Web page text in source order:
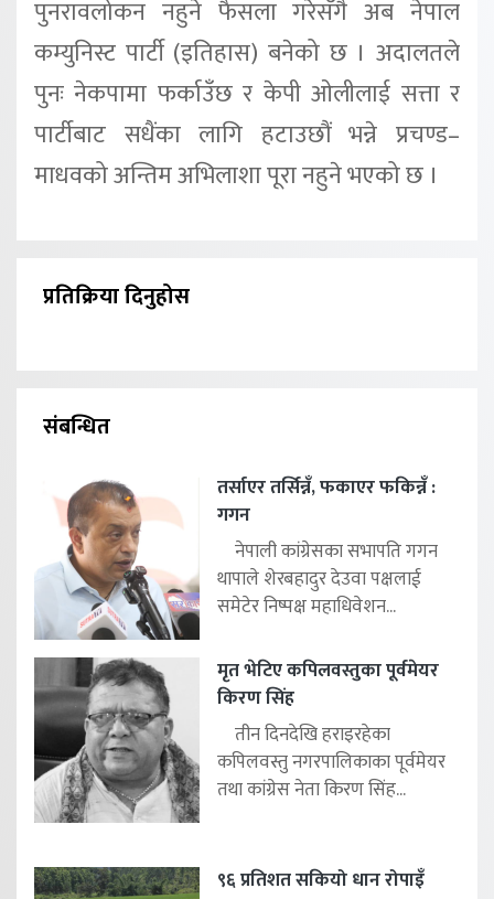
पुनरावलोकन नहुने फैसला गरेसँगै अब नेपाल
कम्युनिस्ट पार्टी (इतिहास) बनेको छ । अदालतले
पुनः नेकपामा फर्काउँछ र केपी ओलीलाई सत्ता र
पार्टीबाट सधैंका लागि हटाउछौं भन्ने प्रचण्ड–
माधवको अन्तिम अभिलाशा पूरा नहुने भएको छ ।
प्रतिक्रिया दिनुहोस
संबन्धित
तर्साएर तर्सिन्नँ, फकाएर फकिन्नँ :
गगन
नेपाली कांग्रेसका सभापति गगन
थापाले शेरबहादुर देउवा पक्षलाई
समेटेर निष्पक्ष महाधिवेशन...
मृत भेटिए कपिलवस्तुका पूर्वमेयर
किरण सिंह
तीन दिनदेखि हराइरहेका
कपिलवस्तु नगरपालिकाका पूर्वमेयर
तथा कांग्रेस नेता किरण सिंह...
९६ प्रतिशत सकियो धान रोपाइँ